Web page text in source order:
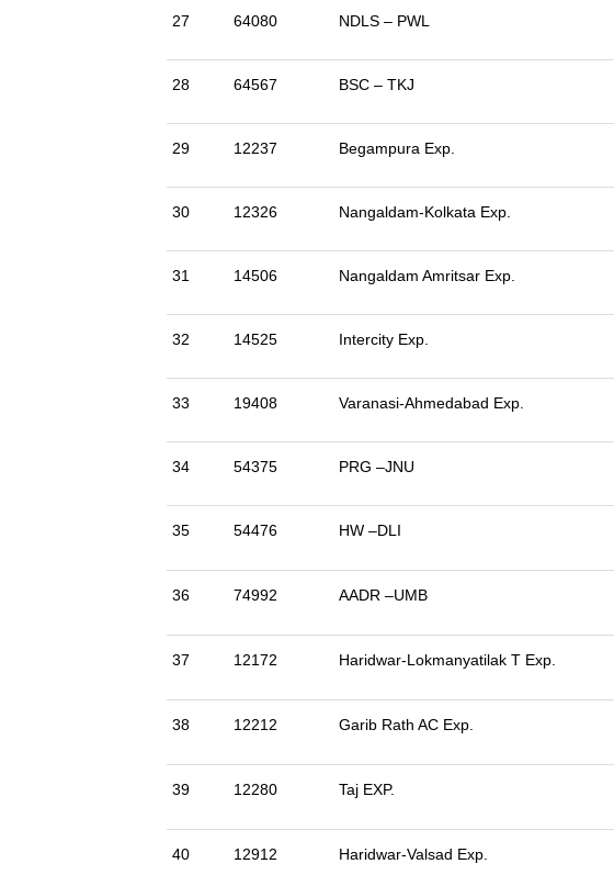
27 64080 NDLS – PWL
28 64567 BSC – TKJ
29 12237 Begampura Exp.
30 12326 Nangaldam-Kolkata Exp.
31 14506 Nangaldam Amritsar Exp.
32 14525 Intercity Exp.
33 19408 Varanasi-Ahmedabad Exp.
34 54375 PRG –JNU
35 54476 HW –DLI
36 74992 AADR –UMB
37 12172 Haridwar-Lokmanyatilak T Exp.
38 12212 Garib Rath AC Exp.
39 12280 Taj EXP.
40 12912 Haridwar-Valsad Exp.